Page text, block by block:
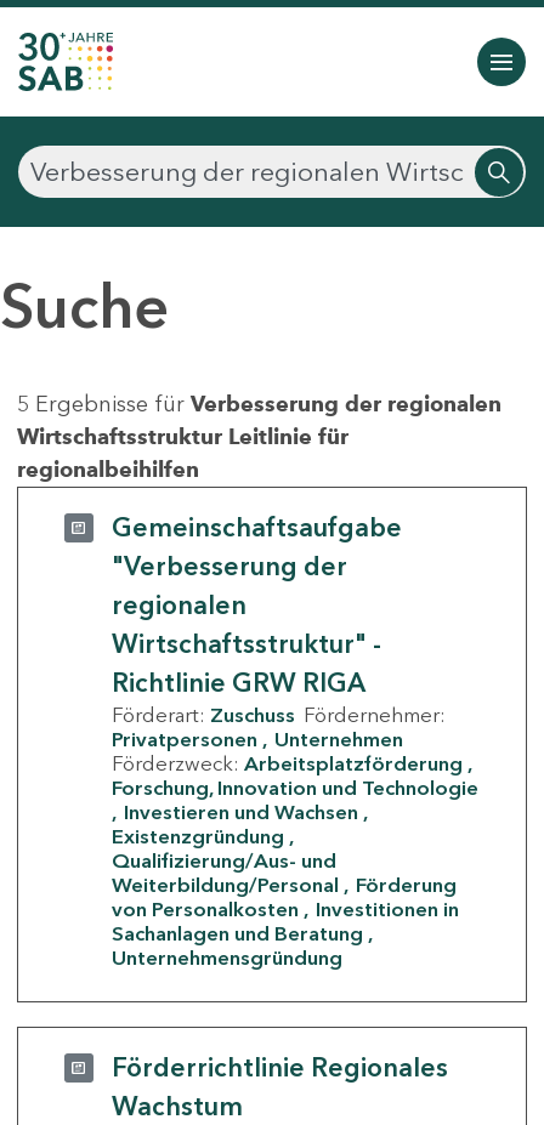
Suche
5 Ergebnisse für Verbesserung der regionalen
Wirtschaftsstruktur Leitlinie für
regionalbeihilfen
Gemeinschaftsaufgabe
"Verbesserung der
regionalen
Wirtschaftsstruktur" -
Richtlinie GRW RIGA
Förderart: Zuschuss Fördernehmer:
Privatpersonen
Unternehmen
Förderzweck: Arbeitsplatzförderung
Forschung, Innovation und Technologie
Investieren und Wachsen
Existenzgründung
Qualifizierung/Aus- und
Weiterbildung/Personal
Förderung
von Personalkosten
Investitionen in
Sachanlagen und Beratung
Unternehmensgründung
Förderrichtlinie Regionales
Wachstum